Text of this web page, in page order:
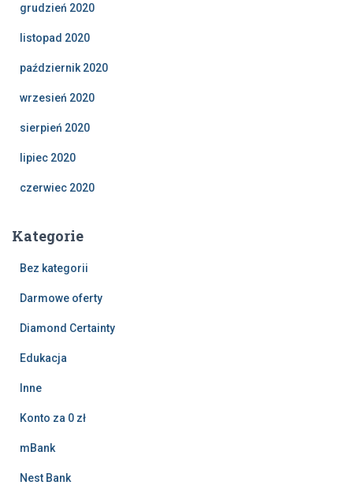
grudzień 2020
listopad 2020
październik 2020
wrzesień 2020
sierpień 2020
lipiec 2020
czerwiec 2020
Kategorie
Bez kategorii
Darmowe oferty
Diamond Certainty
Edukacja
Inne
Konto za 0 zł
mBank
Nest Bank